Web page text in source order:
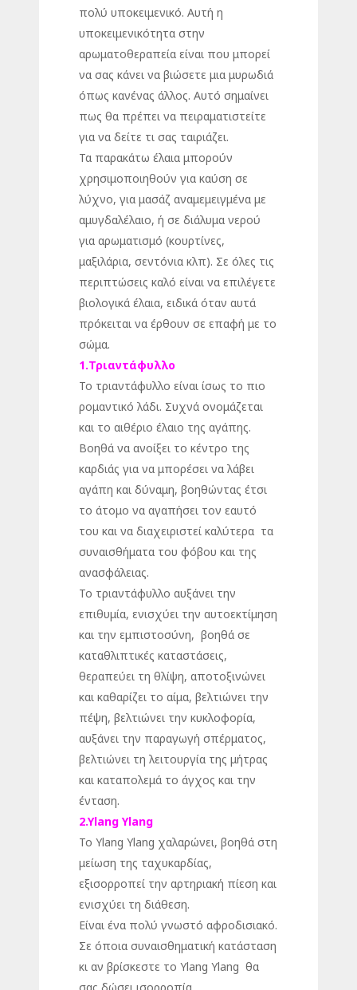
πολύ υποκειμενικό. Αυτή η
υποκειμενικότητα στην
αρωματοθεραπεία είναι που μπορεί
να σας κάνει να βιώσετε μια μυρωδιά
όπως κανένας άλλος. Αυτό σημαίνει
πως θα πρέπει να πειραματιστείτε
για να δείτε τι σας ταιριάζει.
Τα παρακάτω έλαια μπορούν
χρησιμοποιηθούν για καύση σε
λύχνο, για μασάζ αναμεμειγμένα με
αμυγδαλέλαιο, ή σε διάλυμα νερού
για αρωματισμό (κουρτίνες,
μαξιλάρια, σεντόνια κλπ). Σε όλες τις
περιπτώσεις καλό είναι να επιλέγετε
βιολογικά έλαια, ειδικά όταν αυτά
πρόκειται να έρθουν σε επαφή με το
σώμα.
1.Τριαντάφυλλο
Το τριαντάφυλλο είναι ίσως το πιο
ρομαντικό λάδι. Συχνά ονομάζεται
και το αιθέριο έλαιο της αγάπης.
Βοηθά να ανοίξει το κέντρο της
καρδιάς για να μπορέσει να λάβει
αγάπη και δύναμη, βοηθώντας έτσι
το άτομο να αγαπήσει τον εαυτό
του και να διαχειριστεί καλύτερα τα
συναισθήματα του φόβου και της
ανασφάλειας.
Το τριαντάφυλλο αυξάνει την
επιθυμία, ενισχύει την αυτοεκτίμηση
και την εμπιστοσύνη, βοηθά σε
καταθλιπτικές καταστάσεις,
θεραπεύει τη θλίψη, αποτοξινώνει
και καθαρίζει το αίμα, βελτιώνει την
πέψη, βελτιώνει την κυκλοφορία,
αυξάνει την παραγωγή σπέρματος,
βελτιώνει τη λειτουργία της μήτρας
και καταπολεμά το άγχος και την
ένταση.
2.Ylang Ylang
Το Ylang Ylang χαλαρώνει, βοηθά στη
μείωση της ταχυκαρδίας,
εξισορροπεί την αρτηριακή πίεση και
ενισχύει τη διάθεση.
Είναι ένα πολύ γνωστό αφροδισιακό.
Σε όποια συναισθηματική κατάσταση
κι αν βρίσκεστε το Ylang Ylang θα